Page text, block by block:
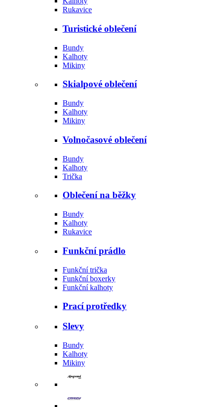
Rukavice
Turistické oblečení
Bundy
Kalhoty
Mikiny
Skialpové oblečení
Bundy
Kalhoty
Mikiny
Volnočasové oblečení
Bundy
Kalhoty
Trička
Oblečení na běžky
Bundy
Kalhoty
Rukavice
Funkční prádlo
Funkční trička
Funkční boxerky
Funkční kalhoty
Prací protředky
Slevy
Bundy
Kalhoty
Mikiny